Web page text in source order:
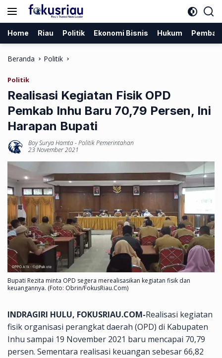
Langsung
Home Riau Politik Ekonomi Bisnis Hukum
Beranda Politik
Politik
Realisasi Kegiatan Fisik OPD
Pemkab Inhu Baru 70,79 Persen, Ini
Harapan Bupati
Boy Surya Hamta-Politik Pemerintahan
23 November 2021
Bupati Rezita minta OPD segera merealisasikan kegiatan fisik dan
keuangannya. (Foto: Obrin/FokusRiau.Com)
INDRAGIRI HULU, FOKUSRIAU.COM-Realisasi kegiatan
fisik organisasi perangkat daerah (OPD) di Kabupaten
Inhu sampai 19 November 2021 baru mencapai 70,79
persen. Sementara realisasi keuangan sebesar 66,82